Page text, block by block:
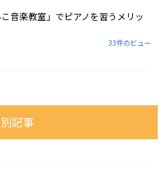
こ音楽教室」でピアノを習うメリッ
33件のビュー
記事